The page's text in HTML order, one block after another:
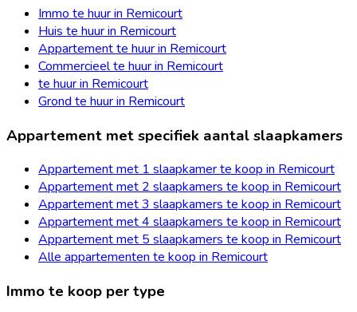
Immo te huur in Remicourt
Huis te huur in Remicourt
Appartement te huur in Remicourt
Commercieel te huur in Remicourt
te huur in Remicourt
Grond te huur in Remicourt
Appartement met specifiek aantal slaapkamers
Appartement met 1 slaapkamer te koop in Remicourt
Appartement met 2 slaapkamers te koop in Remicourt
Appartement met 3 slaapkamers te koop in Remicourt
Appartement met 4 slaapkamers te koop in Remicourt
Appartement met 5 slaapkamers te koop in Remicourt
Alle appartementen te koop in Remicourt
Immo te koop per type